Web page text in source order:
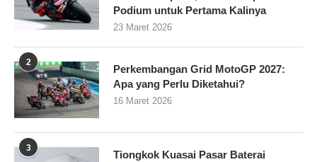
Podium untuk Pertama Kalinya
23 Maret 2026
2
Perkembangan Grid MotoGP 2027:
Apa yang Perlu Diketahui?
16 Maret 2026
3
Tiongkok Kuasai Pasar Baterai